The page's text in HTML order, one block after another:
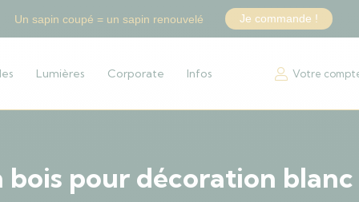
Lumières Corporate Infos Votre
bois pour décoration
Un sapin coupé = un sapin renouvelé Je commande !